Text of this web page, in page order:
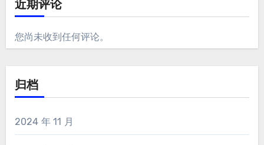
近期评论
您尚未收到任何评论。
归档
2024 年 11 月